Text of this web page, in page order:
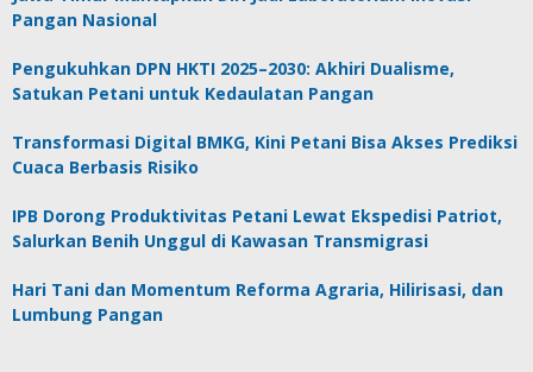
Pangan Nasional
Pengukuhkan DPN HKTI 2025–2030: Akhiri Dualisme,
Satukan Petani untuk Kedaulatan Pangan
Transformasi Digital BMKG, Kini Petani Bisa Akses Prediksi
Cuaca Berbasis Risiko
IPB Dorong Produktivitas Petani Lewat Ekspedisi Patriot,
Salurkan Benih Unggul di Kawasan Transmigrasi
Hari Tani dan Momentum Reforma Agraria, Hilirisasi, dan
Lumbung Pangan